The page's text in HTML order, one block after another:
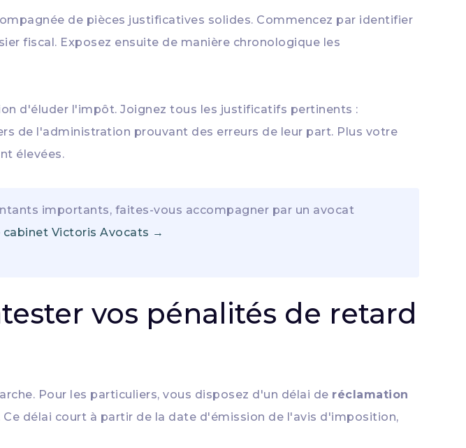
de pièces justificatives solides. Commencez par identifier
fiscal. Exposez ensuite de manière chronologique les
d'éluder l'impôt. Joignez tous les justificatifs pertinents :
de l'administration prouvant des erreurs de leur part. Plus votre
élevées.
importants, faites-vous accompagner par un avocat
cabinet Victoris Avocats →
vos pénalités de retard
Pour les particuliers, vous disposez d'un délai de réclamation
délai court à partir de la date d'émission de l'avis d'imposition,